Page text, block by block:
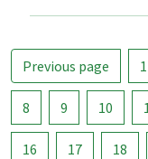
Previous page 1
8 9 10
16 17 18